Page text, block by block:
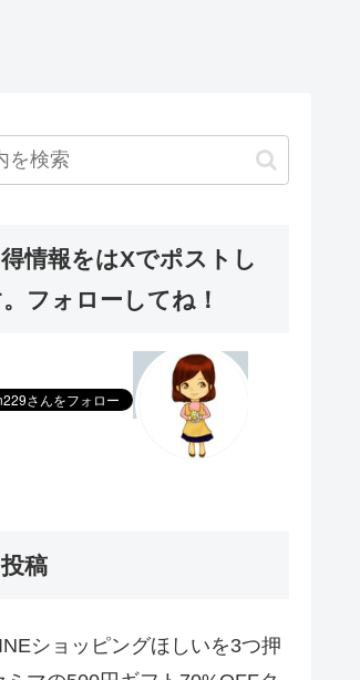
情報をはXでポストし
フォローしてね！
稿
ショッピングほしいを3つ押